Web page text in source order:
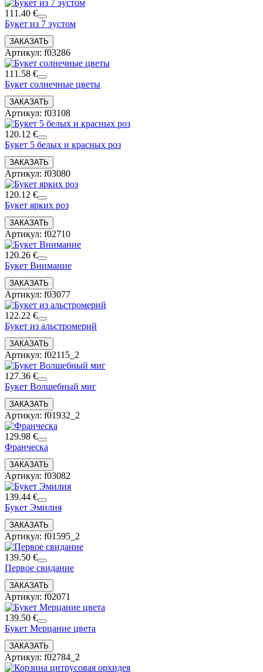
111.40 €
Букет из 7 эустом
Артикул: f03286
111.58 €
Букет солнечные цветы
Артикул: f03108
120.12 €
Букет 5 белых и красных роз
Артикул: f03080
120.12 €
Букет ярких роз
Артикул: f02710
120.26 €
Букет Внимание
Артикул: f03077
122.22 €
Букет из альстромерий
Артикул: f02115_2
127.36 €
Букет Волшебный миг
Артикул: f01932_2
129.98 €
Франческа
Артикул: f03082
139.44 €
Букет Эмилия
Артикул: f01595_2
139.50 €
Первое свидание
Артикул: f02071
139.50 €
Букет Мерцание цвета
Артикул: f02784_2